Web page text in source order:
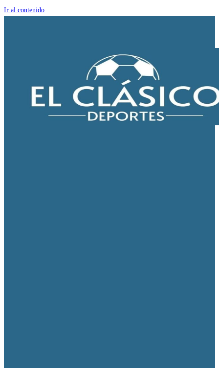
Ir al contenido